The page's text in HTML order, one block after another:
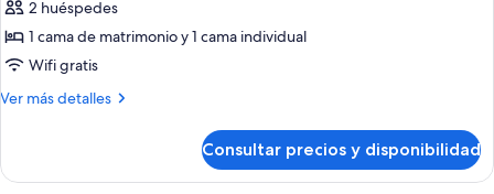
Suite
junior
2 huéspedes
1 cama de matrimonio y 1 cama individual
Wifi gratis
Ver más detalles
Más
junior
Consultar precios y disponibilidad